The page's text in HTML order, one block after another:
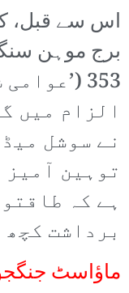
اس سے قبل،
353
الزام میں
نے سوشل
توہین
ہے کہ
برداشت
ماؤاسٹ